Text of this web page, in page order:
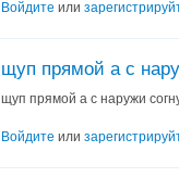
Войдите или
щуп прямой а с
щуп прямой а с наружи
Войдите или